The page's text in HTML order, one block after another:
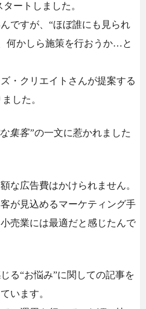
タートしました。
ですが、“ほぼ誰にも見られ
何かしら施策を行おうか…と
・クリエイトさんが提案する
した。
集客”の一文に惹かれました
な広告費はかけられません。
が見込めるマーケティング手
売業には最適だと感じたんで
る“お悩み”に関しての記事を
います。